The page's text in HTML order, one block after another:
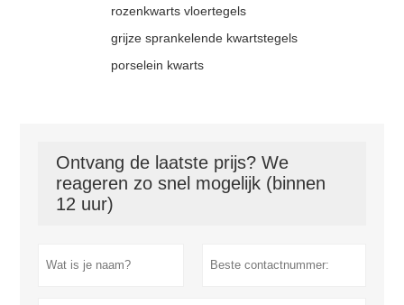
rozenkwarts vloertegels
grijze sprankelende kwartstegels
porselein kwarts
Ontvang de laatste prijs? We
reageren zo snel mogelijk (binnen
12 uur)